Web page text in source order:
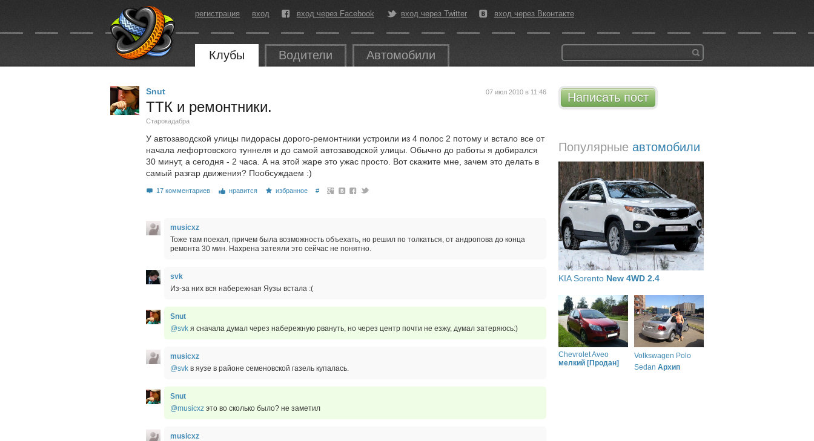
регистрация вход вход через Facebook вход через Twitter вход через Вконтакте
Клубы Водители Автомобили
Написать пост
Популярные автомобили
KIA Sorento New 4WD 2.4
Chevrolet Aveo
мелкий [Продан]
Volkswagen Polo
Sedan Архип
07 июл 2010 в 11:46
Snut
ТТК и ремонтники.
Старокадабра
У автозаводской улицы пидорасы дорого-ремонтники устроили из 4 полос 2 потому и встало все от
начала лефортовского туннеля и до самой автозаводской улицы. Обычно до работы я добирался
30 минут, а сегодня - 2 часа. А на этой жаре это ужас просто. Вот скажите мне, зачем это делать в
самый разгар движения? Пообсуждаем :)
17 комментариев нравится избранное #
musicxz
Тоже там поехал, причем была возможность объехать, но решил по толкаться, от андропова до конца
ремонта 30 мин. Нахрена затеяли это сейчас не понятно.
svk
Из-за них вся набережная Яузы встала :(
Snut
@svk я сначала думал через набережную рвануть, но через центр почти не езжу, думал затеряюсь:)
musicxz
@svk в яузе в районе семеновской газель купалась.
Snut
@musicxz это во сколько было? не заметил
musicxz